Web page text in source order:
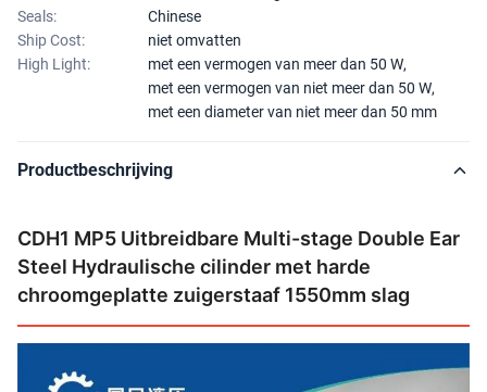
Seals:
Chinese
Ship Cost:
niet omvatten
High Light:
met een vermogen van meer dan 50 W,
met een vermogen van niet meer dan 50 W,
met een diameter van niet meer dan 50 mm
Productbeschrijving
CDH1 MP5 Uitbreidbare Multi-stage Double Ear
Steel Hydraulische cilinder met harde
chroomgeplatte zuigerstaaf 1550mm slag